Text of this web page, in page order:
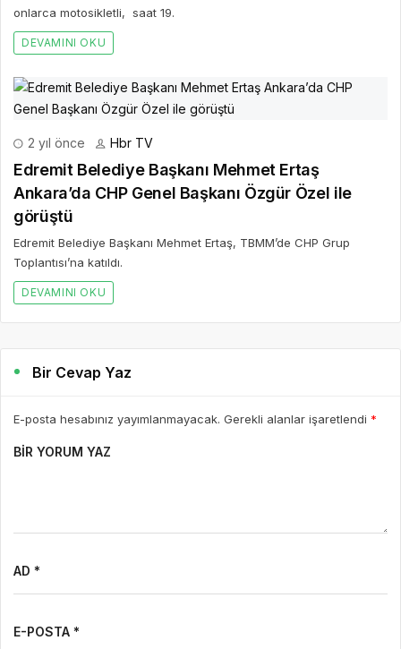
onlarca motosikletli, saat 19.
DEVAMINI OKU
2 yıl önce Hbr TV
Edremit Belediye Başkanı Mehmet Ertaş
Ankara’da CHP Genel Başkanı Özgür Özel ile
görüştü
Edremit Belediye Başkanı Mehmet Ertaş, TBMM’de CHP Grup
Toplantısı’na katıldı.
DEVAMINI OKU
Bir Cevap Yaz
E-posta hesabınız yayımlanmayacak. Gerekli alanlar işaretlendi *
BIR YORUM YAZ
AD *
E-POSTA *